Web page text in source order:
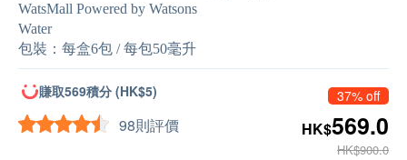
WatsMall Powered by Watsons
Water
包裝： 每盒6包 / 每包50毫升
賺取569積分 (HK$5)
98則評價
37% off
HK$569.0
HK$900.0